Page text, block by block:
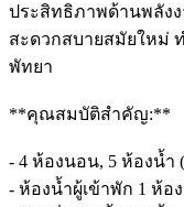
ประสิทธิภาพด้านพลัง
สะดวกสบายสมัยใหม่
พัทยา
**คุณสมบัติสำคัญ:**
- 4 ห้องนอน, 5 ห้องน้ำ
- ห้องน้ำผู้เข้าพัก 1 ห้อง